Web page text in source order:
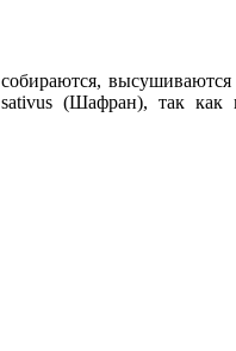
sativus (Шафран), так